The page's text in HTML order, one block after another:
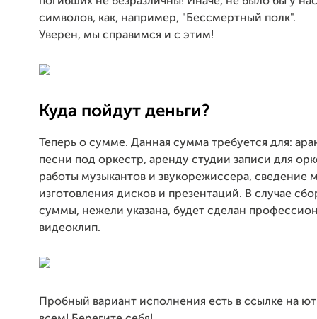
символов, как, например, "Бессмертный полк".
Уверен, мы справимся и с этим!
Куда пойдут деньги?
Теперь о сумме. Данная сумма требуется для:
песни под оркестр, аренду студии записи для
работы музыкантов и звукорежиссера, сведение
изготовления дисков и презентаций. В случае
суммы, нежели указана, будет сделан
видеоклип.
Пробный вариант исполнения есть в ссылке на